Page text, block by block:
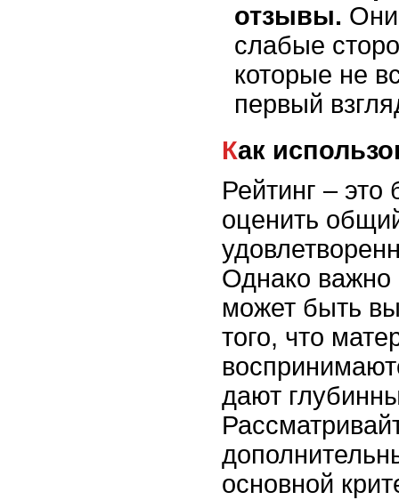
отзывы. Они
слабые
которые не
первый
Как
Рейтинг –
оценить
Однако важно
может быть
того, что
дают
основной